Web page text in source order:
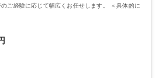
ご経験に応じて幅広くお任せします。 ＜具体的に